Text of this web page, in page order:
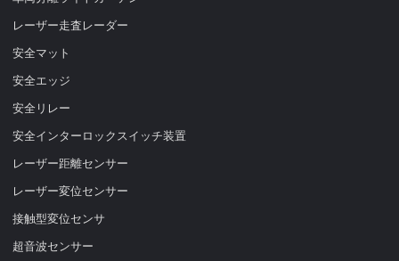
レーザー走査レーダー
安全マット
安全エッジ
安全リレー
安全インターロックスイッチ装置
レーザー距離センサー
レーザー変位センサー
接触型変位センサ
超音波センサー